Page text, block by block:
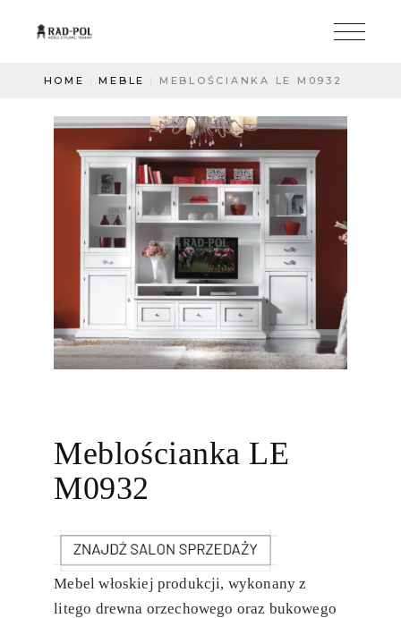
HOME MEBLE MEBLOŚCIANKA LE M0932
Meblościanka LE
M0932
Mebel włoskiej produkcji, wykonany z
litego drewna orzechowego oraz bukowego